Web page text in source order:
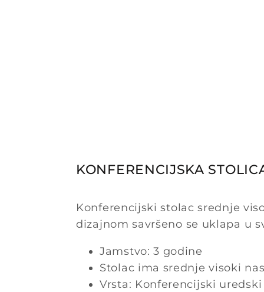
KONFERENCIJSKA
Konferencijski stolac srednje
dizajnom savršeno se uklapa u
Jamstvo: 3 godine
Stolac ima srednje visoki
Vrsta: Konferencijski